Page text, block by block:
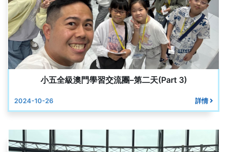
小五全級澳門學習交流團–第二天(Part 3)
2024-10-26 詳情